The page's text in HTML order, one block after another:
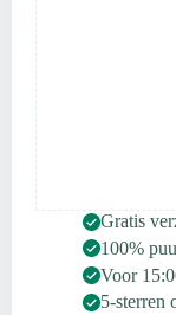
Gratis
100%
Voor
5-sterren